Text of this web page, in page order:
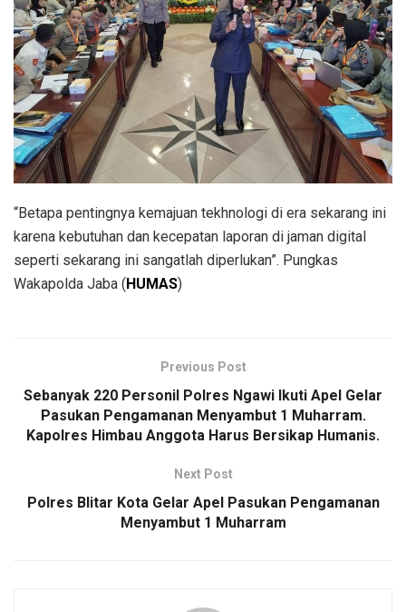
“Betapa pentingnya kemajuan tekhnologi di era sekarang ini
karena kebutuhan dan kecepatan laporan di jaman digital
seperti sekarang ini sangatlah diperlukan”. Pungkas
Wakapolda Jaba ( HUMAS)
Previous Post
Sebanyak 220 Personil Polres Ngawi Ikuti Apel Gelar
Pasukan Pengamanan Menyambut 1 Muharram.
Kapolres Himbau Anggota Harus Bersikap Humanis.
Next Post
Polres Blitar Kota Gelar Apel Pasukan Pengamanan
Menyambut 1 Muharram